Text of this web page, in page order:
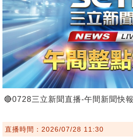
🔴0728三立新聞直播-午間新聞快報
直播時間：2026/07/28 11:30